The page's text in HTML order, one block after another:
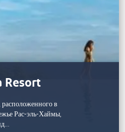
Resort
в
Рас-эль-Хаймы,